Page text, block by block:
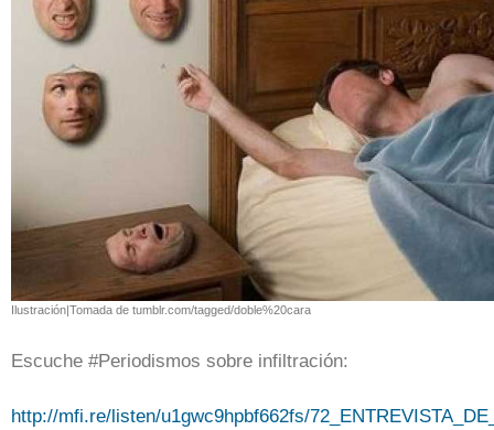
Ilustración|Tomada de tumblr.com/tagged/doble%20cara
Escuche #Periodismos sobre infiltración:
http://mfi.re/listen/u1gwc9hpbf662fs/